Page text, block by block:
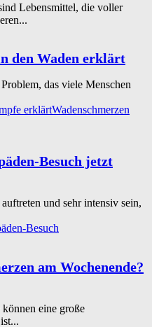
Lebensmittel, die voller
den Waden erklärt
das viele Menschen
erklärtWadenschmerzen
Besuch jetzt
und sehr intensiv sein,
Besuch
am Wochenende?
können eine große